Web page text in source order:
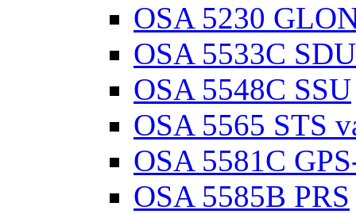
OSA 5230
OSA 5533C SDU
OSA 5548C SSU
OSA 5565 STS
OSA 5581C
OSA 5585B PRS